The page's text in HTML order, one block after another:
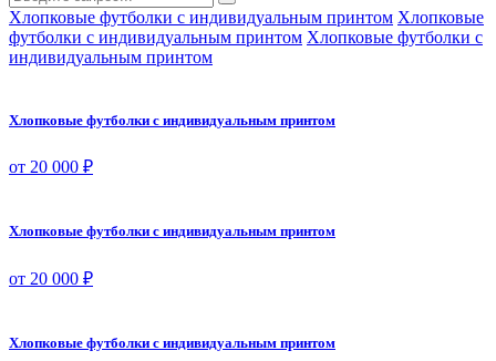
Хлопковые футболки с индивидуальным принтом Хлопковые
футболки с индивидуальным принтом Хлопковые футболки с
индивидуальным принтом
Хлопковые футболки с индивидуальным принтом
от 20 000 ₽
Хлопковые футболки с индивидуальным принтом
от 20 000 ₽
Хлопковые футболки с индивидуальным принтом